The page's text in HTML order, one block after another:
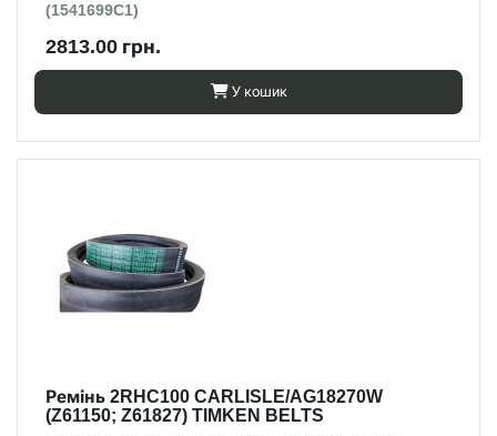
(1541699C1)
2813.00 грн.
У кошик
Ремінь 2RHC100 CARLISLE/AG18270W
(Z61150; Z61827) TIMKEN BELTS